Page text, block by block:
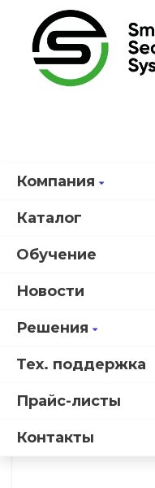
Компания
Каталог
Обучение
Новости
Решения
Тех. поддержка
Прайс-листы
Контакты